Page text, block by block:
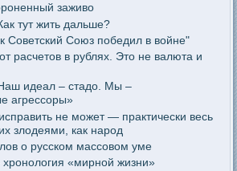
заживо
тут жить дальше?
Советский Союз победил в войне"
расчетов в рублях. Это не валюта и
идеал – стадо. Мы –
агрессоры»
не может — практически весь
злодеями, как народ
о русском массовом уме
«мирной жизни»